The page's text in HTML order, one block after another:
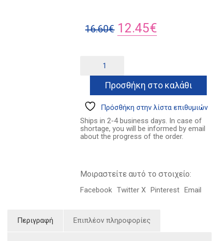
16.60€ Original
16.60€.
12.45€
είναι:
12.45€.
ποσότητα
Προσθήκη στο καλάθι
Πρόσθήκη στην λίστα επιθυμιών
Ships in 2-4 business days. In case of
shortage, you will be informed by email
about the progress of the order.
Μοιραστείτε αυτό το στοιχείο:
Facebook Twitter X Pinterest Email
Περιγραφή Επιπλέον πληροφορίες